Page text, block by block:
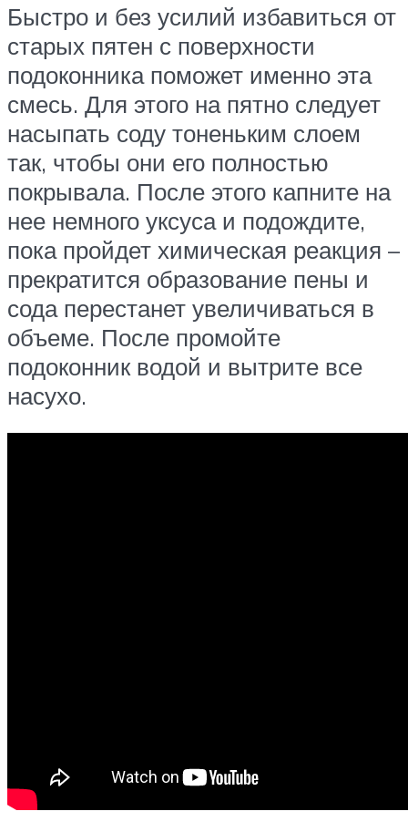
Быстро и без усилий избавиться от
старых пятен с поверхности
подоконника поможет именно эта
смесь. Для этого на пятно следует
насыпать соду тоненьким слоем
так, чтобы они его полностью
покрывала. После этого капните на
нее немного уксуса и подождите,
пока пройдет химическая реакция –
прекратится образование пены и
сода перестанет увеличиваться в
объеме. После промойте
подоконник водой и вытрите все
насухо.